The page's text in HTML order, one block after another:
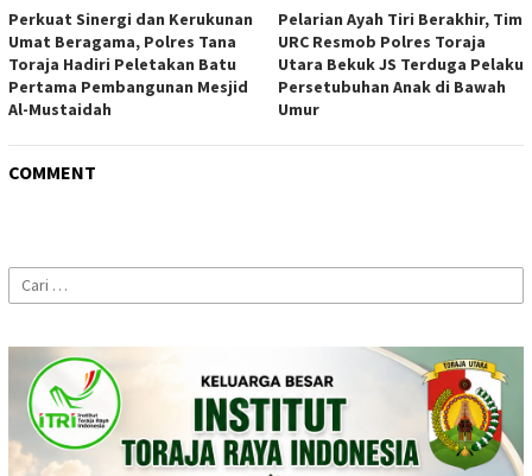
Perkuat Sinergi dan Kerukunan
Umat Beragama, Polres Tana
Toraja Hadiri Peletakan Batu
Pertama Pembangunan Mesjid
Al-Mustaidah
Pelarian Ayah Tiri Berakhir, Tim
URC Resmob Polres Toraja
Utara Bekuk JS Terduga Pelaku
Persetubuhan Anak di Bawah
Umur
COMMENT
Cari
untuk: